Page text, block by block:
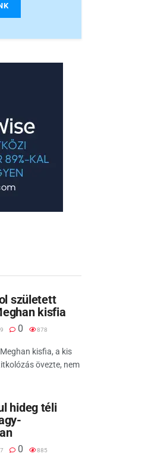
született
kisfia
0 878
kisfia, a kis
övezte, nem
hideg téli
0 885